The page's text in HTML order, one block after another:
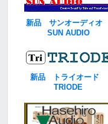
新品 サンオーディオ
SUN AUDIO
新品 トライオード
TRIODE